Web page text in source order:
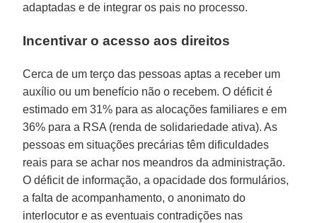
adaptadas e de integrar os pais no processo.
Incentivar o acesso aos direitos
Cerca de um terço das pessoas aptas a receber um
auxílio ou um benefício não o recebem. O déficit é
estimado em 31% para as alocações familiares e em
36% para a RSA (renda de solidariedade ativa). As
pessoas em situações precárias têm dificuldades
reais para se achar nos meandros da administração.
O déficit de informação, a opacidade dos formulários,
a falta de acompanhamento, o anonimato do
interlocutor e as eventuais contradições nas